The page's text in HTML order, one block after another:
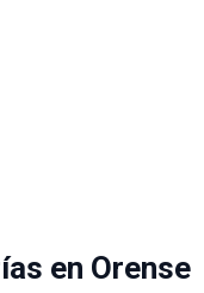
en Orense